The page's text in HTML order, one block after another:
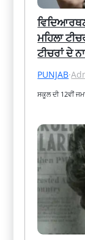
ਮਹਿਲਾ
ਟੀਚਰਾਂ ਦੇ
PUNJAB·
ਸਕੂਲ ਦੀ 12ਵੀਂ